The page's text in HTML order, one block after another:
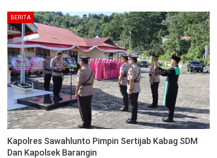
BERITA
Kapolres Sawahlunto Pimpin Sertijab Kabag SDM
Dan Kapolsek Barangin